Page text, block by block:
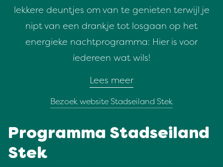
lekkere deuntjes om van te genieten terwijl je
nipt van een drankje tot losgaan op het
energieke nachtprogramma: Hier is voor
íedereen wat wils!
Lees meer
Bezoek website Stadseiland Stek
Programma Stadseiland
Stek